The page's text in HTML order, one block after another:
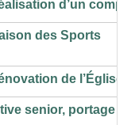
d’un
des Sports
de l’Église
senior, portage